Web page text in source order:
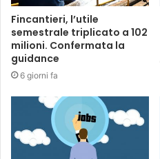
Fincantieri, l’utile
semestrale triplicato a 102
milioni. Confermata la
guidance
6 giorni fa